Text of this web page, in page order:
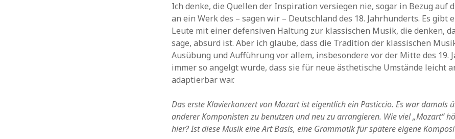
Ich denke, die Quellen der Inspiration versiegen nie, sogar in Bezug auf
an ein Werk des – sagen wir – Deutschland des 18. Jahrhunderts. Es gibt
Leute mit einer defensiven Haltung zur klassischen Musik, die denken,
sage, absurd ist. Aber ich glaube, dass die Tradition der klassischen
Ausübung und Aufführung vor allem, insbesondere vor der Mitte des 19.
immer so angelgt wurde, dass sie für neue ästhetische Umstände leicht
adaptierbar war.
Das erste Klavierkonzert von Mozart ist eigentlich ein Pasticcio. Es war damals
anderer Komponisten zu benutzen und neu zu arrangieren. Wie viel „Mozart“
hier? Ist diese Musik eine Art Basis, eine Grammatik für spätere eigene